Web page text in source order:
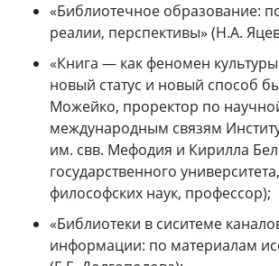
«Библиотечное образование:
реалии, перспективы» (Н.А.
«Книга — как феномен
новый статус и новый способ
Можейко, проректор по
международным связям
им. свв. Мефодия и Кирилла
государственного
философских наук, профессор);
«Библиотеки в сиситеме
информации: по материалам